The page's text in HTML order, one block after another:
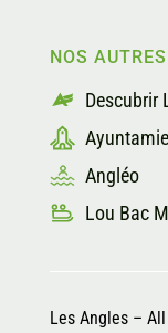
NOS
Descubrir
Angléo
Lou Bac
Les Angles –